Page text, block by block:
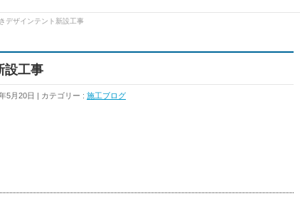
デザインテント新設工事
設工事
5月20日 カテゴリー : 施工ブログ